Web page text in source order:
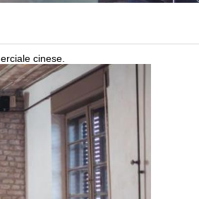
cinese.